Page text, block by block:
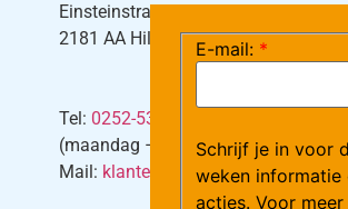
Einsteinstraat 5
2181 AA Hillegom
Tel: 0252-533256
(maandag – donderdag 08:30-
Mail: klantenservice@arvem.nl
E-mail: *
Schrijf je in voor
weken informatie
acties. Voor